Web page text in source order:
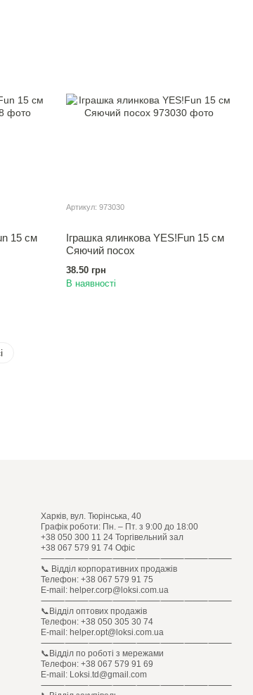
15 см
Артикул: 973030
Іграшка ялинкова YES!Fun 15 см
Сяючий посох
38.50 грн
В наявності
Харків, вул. Тюрінська, 40
Графік роботи: Пн. – Пт. з 9:00 до 18:00
+38 050 300 11 24 Торгівельний зал
+38 067 579 91 74 Офіс
⸻⸻⸻⸻⸻⸻⸻⸻
📞 Відділ корпоративних продажів
Телефон: +38 067 579 91 75
E-mail: helper.corp@loksi.com.ua
⸻⸻⸻⸻⸻⸻⸻⸻
📞Відділ оптових продажів
Телефон: +38 050 305 30 74
E-mail: helper.opt@loksi.com.ua
⸻⸻⸻⸻⸻⸻⸻⸻
📞Відділ по роботі з мережами
Телефон: +38 067 579 91 69
E-mail: Loksi.td@gmail.com
⸻⸻⸻⸻⸻⸻⸻⸻